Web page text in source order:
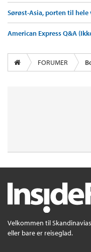
Sørøst-Asia, porten til hele
American Express Q&A
FORUMER
Velkommen til
eller bare er reiseglad.